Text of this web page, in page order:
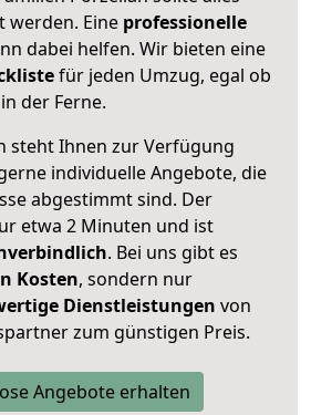
Eine professionelle
dabei helfen. Wir bieten eine
für jeden Umzug, egal ob
der Ferne.
steht Ihnen zur Verfügung
individuelle Angebote, die
abgestimmt sind. Der
etwa 2 Minuten und ist
. Bei uns gibt es
Kosten, sondern nur
Dienstleistungen von
zum günstigen Preis.
Angebote erhalten